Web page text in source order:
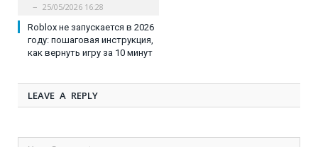
25/05/2026 16:28
Roblox не запускается в 2026
году: пошаговая инструкция,
как вернуть игру за 10 минут
LEAVE A REPLY